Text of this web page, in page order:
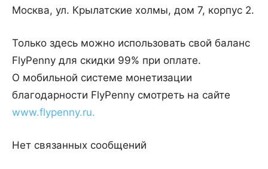
Москва, ул. Крылатские холмы, дом 7, корпус 2.
Только здесь можно использовать свой баланс
FlyPenny для скидки 99% при оплате.
О мобильной системе монетизации
благодарности FlyPenny смотреть на сайте
www.flypenny.ru.
Нет связанных сообщений